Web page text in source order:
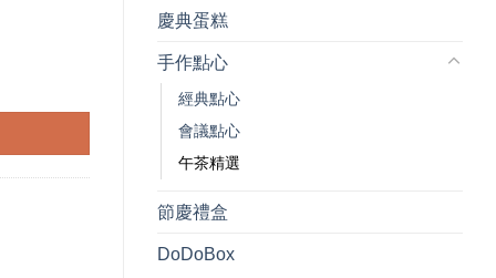
慶典蛋糕
手作點心
經典點心
會議點心
午茶精選
節慶禮盒
DoDoBox